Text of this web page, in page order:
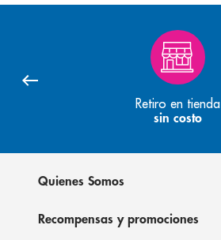
Retiro en tienda
sin costo
Quienes Somos
Recompensas y promociones